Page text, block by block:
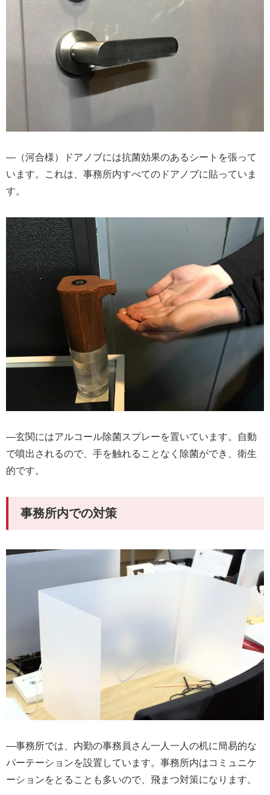
―（河合様）ドアノブには抗菌効果のあるシートを張って
います。これは、事務所内すべてのドアノブに貼っていま
す。
―玄関にはアルコール除菌スプレーを置いています。自動
で噴出されるので、手を触れることなく除菌ができ、衛生
的です。
事務所内での対策
―事務所では、内勤の事務員さん一人一人の机に簡易的な
パーテーションを設置しています。事務所内はコミュニケ
ーションをとることも多いので、飛まつ対策になります。